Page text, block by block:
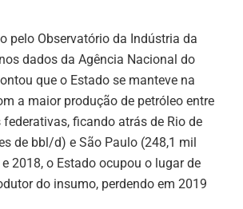
pelo Observatório da Indústria da
dados da Agência Nacional do
que o Estado se manteve na
a maior produção de petróleo entre
ficando atrás de Rio de
de bbl/d) e São Paulo (248,1 mil
2018, o Estado ocupou o lugar de
do insumo, perdendo em 2019